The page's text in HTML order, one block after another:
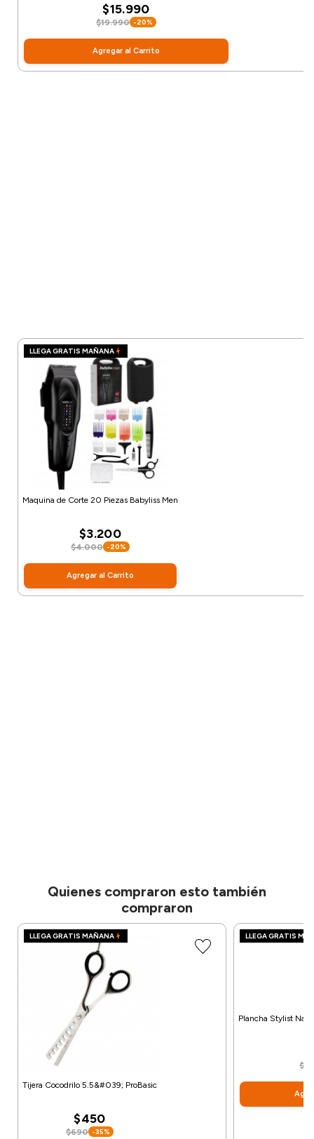
$15.990
$19.990 -20%
Agregar al Carrito
LLEGA GRATIS MAÑANA
Maquina de Corte 20 Piezas Babyliss Men
$3.200
$4.000 -20%
Agregar al Carrito
Quienes compraron esto también
compraron
LLEGA GRATIS MAÑANA
Tijera Cocodrilo 5.5&#039; ProBasic
$450
$690 -35%
LLEGA GRATIS
Plancha Stylist